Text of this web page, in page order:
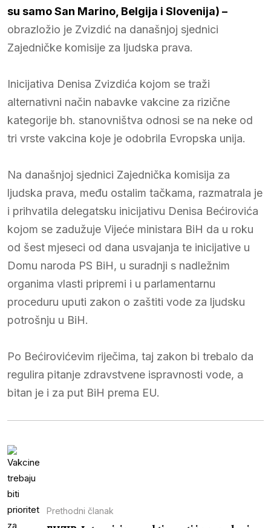
su samo San Marino, Belgija i Slovenija) –
obrazložio je Zvizdić na današnjoj sjednici
Zajedničke komisije za ljudska prava.
Inicijativa Denisa Zvizdića kojom se traži
alternativni način nabavke vakcine za rizične
kategorije bh. stanovništva odnosi se na neke od
tri vrste vakcina koje je odobrila Evropska unija.
Na današnjoj sjednici Zajednička komisija za
ljudska prava, među ostalim tačkama, razmatrala je
i prihvatila delegatsku inicijativu Denisa Bećirovića
kojom se zadužuje Vijeće ministara BiH da u roku
od šest mjeseci od dana usvajanja te inicijative u
Domu naroda PS BiH, u suradnji s nadležnim
organima vlasti pripremi i u parlamentarnu
proceduru uputi zakon o zaštiti vode za ljudsku
potrošnju u BiH.
Po Bećirovićevim riječima, taj zakon bi trebalo da
regulira pitanje zdravstvene ispravnosti vode, a
bitan je i za put BiH prema EU.
Prethodni članak